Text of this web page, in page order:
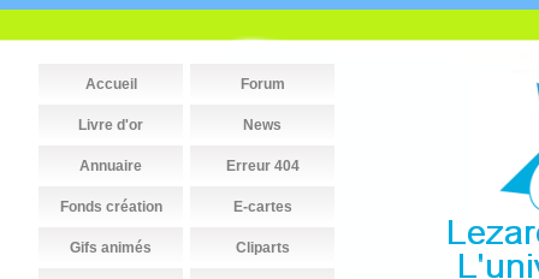
Accueil Forum
Livre d'or News
Annuaire Erreur 404
Fonds création E-cartes
Gifs animés Cliparts